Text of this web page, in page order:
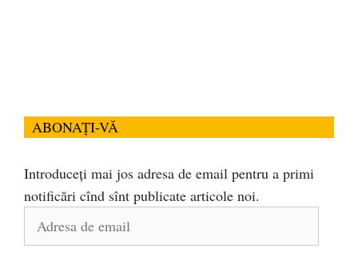
ABONAȚI-VĂ
Introduceți mai jos adresa de email pentru a primi
notificări cînd sînt publicate articole noi.